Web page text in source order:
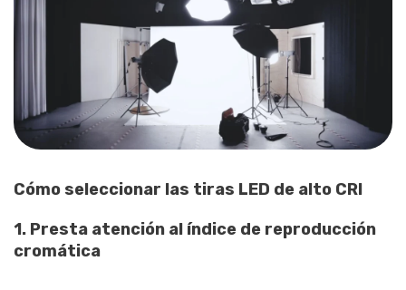
Cómo seleccionar las tiras LED de alto CRl
1. Presta atención al índice de reproducción
cromática